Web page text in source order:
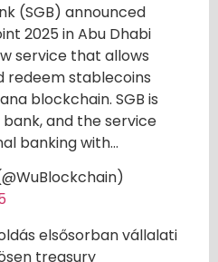
(SGB) announced
2025 in Abu Dhabi
service that allows
redeem stablecoins
blockchain. SGB is
and the service
banking with…
elsősorban vállalati
treasury